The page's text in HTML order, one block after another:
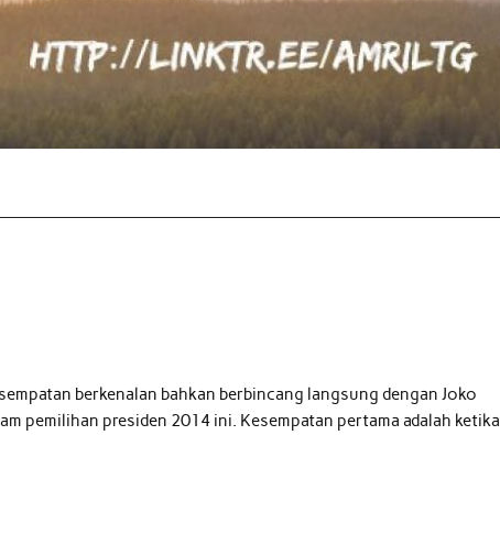
berkenalan bahkan berbincang langsung dengan Joko
pemilihan presiden 2014 ini. Kesempatan pertama adalah ketika